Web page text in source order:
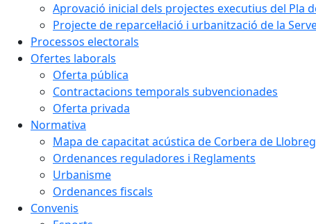
Aprovació inicial dels projectes executius del Pla
Projecte de reparcel·lació i urbanització de la
Processos electorals
Ofertes laborals
Oferta pública
Contractacions temporals subvencionades
Oferta privada
Normativa
Mapa de capacitat acústica de Corbera de
Ordenances reguladores i Reglaments
Urbanisme
Ordenances fiscals
Convenis